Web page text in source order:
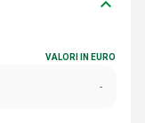
VALORI IN EURO
-